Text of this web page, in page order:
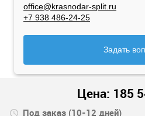
office@krasnodar-split.ru
+7 938 486-24-25
Задать
Цена: 185
Под заказ (10-12 дней)